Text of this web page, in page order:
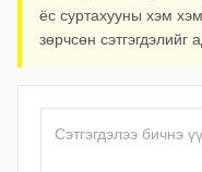
ёс суртахууны хэм
зөрчсөн сэтгэгдэлийг